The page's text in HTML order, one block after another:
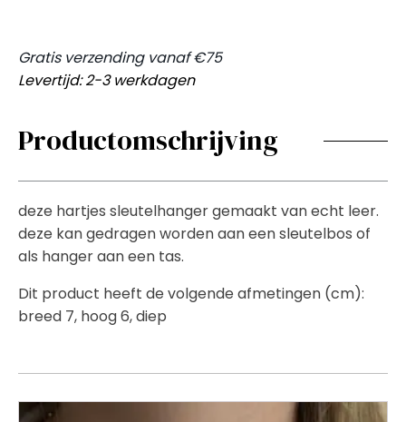
Gratis verzending vanaf €75
Levertijd: 2-3 werkdagen
Productomschrijving
deze hartjes sleutelhanger gemaakt van echt leer.
deze kan gedragen worden aan een sleutelbos of
als hanger aan een tas.
Dit product heeft de volgende afmetingen (cm):
breed 7, hoog 6, diep